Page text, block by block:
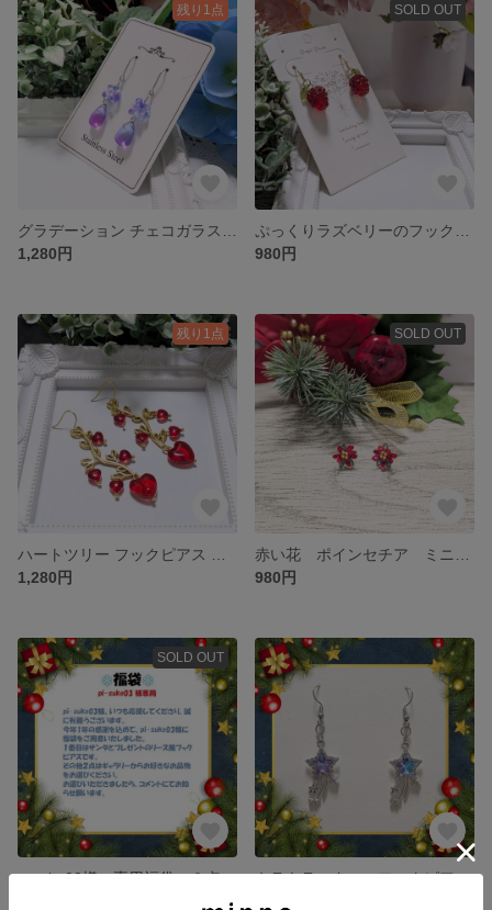
残り1点
1,280円
SOLD OUT
980円
残り1点
1,280円
SOLD OUT
980円
SOLD OUT
p-suke03様 専用福袋 ３点
キラキラスター・フックピアス